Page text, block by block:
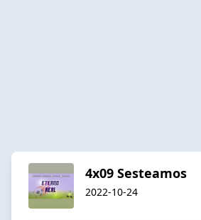
4x09 Sesteamos
2022-10-24